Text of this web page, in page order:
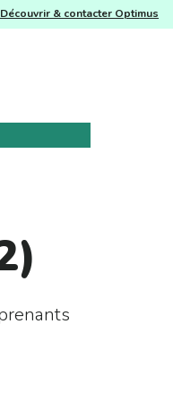
Découvrir & contacter Optimus